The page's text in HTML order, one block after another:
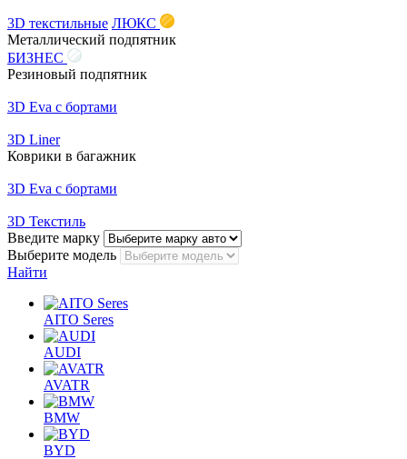
3D текстильные ЛЮКС
Металлический подпятник
БИЗНЕС
Резиновый подпятник
3D Eva с бортами
3D Liner
Коврики в багажник
3D Eva с бортами
3D Текстиль
Введите марку
Выберите модель
Найти
AITO Seres
AUDI
AVATR
BMW
BYD